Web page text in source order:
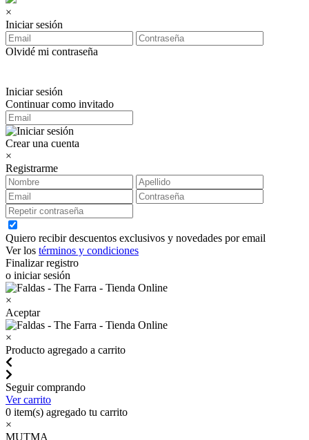
×
Iniciar sesión
Olvidé mi contraseña
Iniciar sesión
Continuar como invitado
Crear una cuenta
×
Registrarme
Quiero recibir descuentos exclusivos y novedades por email
Ver los términos y condiciones
Finalizar registro
o iniciar sesión
×
Aceptar
×
Producto agregado a carrito
Seguir comprando
Ver carrito
0 item(s) agregado tu carrito
×
MUTMA